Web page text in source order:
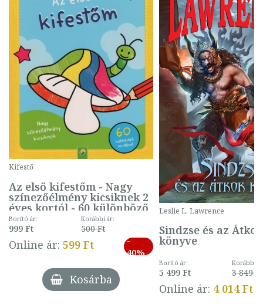
Kifestő
Az első kifestőm - Nagy
színezőélmény kicsiknek 2
éves kortól - 60 különböző
mintával (gombás)
Borító ár:
999 Ft
Korábbi ár:
500 Ft
Online ár: 599 Ft
-
40%
Kosárba
Leslie L. Lawrence
Sindzse és az Átkok
könyve
Borító ár:
5 499 Ft
Korábbi
3 849 Ft
Online ár: 4 014 Ft